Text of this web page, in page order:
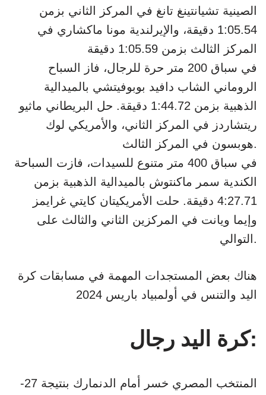
الصينية تشيانتينغ تانغ في المركز الثاني بزمن
1:05.54 دقيقة، والإيرلندية مونا ماكشاري في
المركز الثالث بزمن 1:05.59 دقيقة
في سباق 200 متر حرة للرجال، فاز السباح
الروماني الشاب دافيد بوبوفيتشي بالميدالية
الذهبية بزمن 1:44.72 دقيقة. حل البريطاني ماثيو
ريتشاردز في المركز الثاني، والأمريكي لوك
هوبسون في المركز الثالث.
في سباق 400 متر متنوع للسيدات، فازت السباحة
الكندية سمر ماكنتوش بالميدالية الذهبية بزمن
4:27.71 دقيقة. حلت الأمريكيتان كايتي غرايمز
وإيما ويانت في المركزين الثاني والثالث على
التوالي.
هناك بعض المستجدات المهمة في مسابقات كرة
اليد والتنس في أولمبياد باريس 2024
كرة اليد رجال:
المنتخب المصري خسر أمام الدنمارك بنتيجة 27-